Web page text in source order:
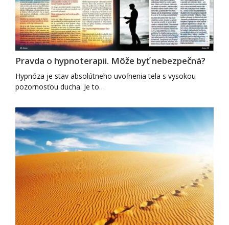
Pravda o hypnoterapii. Môže byť nebezpečná?
Hypnóza je stav absolútneho uvoľnenia tela s vysokou
pozornosťou ducha. Je to…